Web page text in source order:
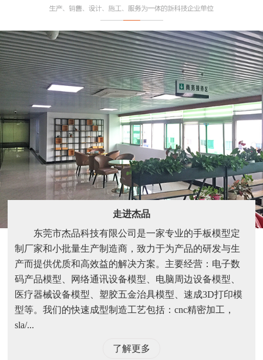
走进杰品
东莞市杰品科技有限公司是一家专业的手板模型定
制厂家和小批量生产制造商，致力于为产品的研发与生
产而提供优质和高效益的解决方案。主要经营：电子数
码产品模型、网络通讯设备模型、电脑周边设备模型、
医疗器械设备模型、塑胶五金治具模型、速成3D打印模
型等。我们的快速成型制造工艺包括：cnc精密加工，
sla/...
了解更多